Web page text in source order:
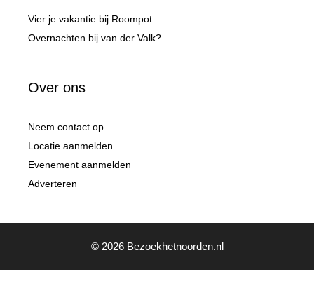
Vier je vakantie bij Roompot
Overnachten bij van der Valk?
Over ons
Neem contact op
Locatie aanmelden
Evenement aanmelden
Adverteren
© 2026 Bezoekhetnoorden.nl